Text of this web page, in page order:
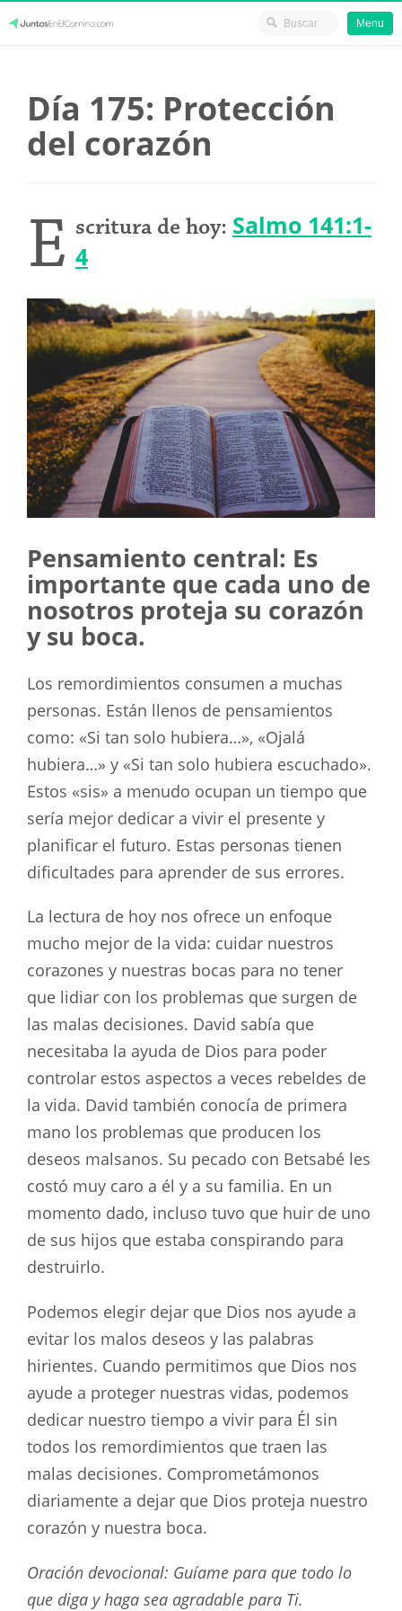
content
Menu
Día 175: Protección
del corazón
E scritura de hoy: Salmo 141:1-
4
Pensamiento central: Es
importante que cada uno de
nosotros proteja su corazón
y su boca.
Los remordimientos consumen a muchas
personas. Están llenos de pensamientos
como: «Si tan solo hubiera…», «Ojalá
hubiera…» y «Si tan solo hubiera escuchado».
Estos «sis» a menudo ocupan un tiempo que
sería mejor dedicar a vivir el presente y
planificar el futuro. Estas personas tienen
dificultades para aprender de sus errores.
La lectura de hoy nos ofrece un enfoque
mucho mejor de la vida: cuidar nuestros
corazones y nuestras bocas para no tener
que lidiar con los problemas que surgen de
las malas decisiones. David sabía que
necesitaba la ayuda de Dios para poder
controlar estos aspectos a veces rebeldes de
la vida. David también conocía de primera
mano los problemas que producen los
deseos malsanos. Su pecado con Betsabé les
costó muy caro a él y a su familia. En un
momento dado, incluso tuvo que huir de uno
de sus hijos que estaba conspirando para
destruirlo.
Podemos elegir dejar que Dios nos ayude a
evitar los malos deseos y las palabras
hirientes. Cuando permitimos que Dios nos
ayude a proteger nuestras vidas, podemos
dedicar nuestro tiempo a vivir para Él sin
todos los remordimientos que traen las
malas decisiones. Comprometámonos
diariamente a dejar que Dios proteja nuestro
corazón y nuestra boca.
Oración devocional: Guíame para que todo lo
que diga y haga sea agradable para Ti.